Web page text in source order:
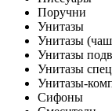
Поручни
Унитазы
Унитазы
Унитазы
Унитазы
Унитазы-
Сифоны